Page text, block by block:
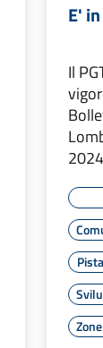
E'
Il
2024